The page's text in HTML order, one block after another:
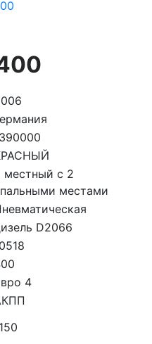
местный с 2
местами
D2066
4